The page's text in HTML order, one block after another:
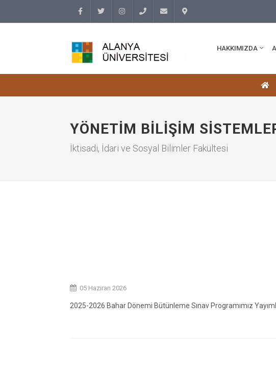
242)
HAKKIMIZDA
YÖNETIM BILIŞIM
İktisadi, İdari ve Sosyal Bilimler Fakültesi
05 Haziran 2026
2025-2026 Bahar Dönemi Bütünleme Sınav Programımız